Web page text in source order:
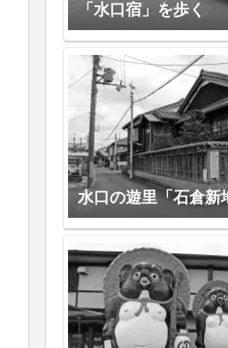
「水口宿」を歩く
水口の遊里「石倉新